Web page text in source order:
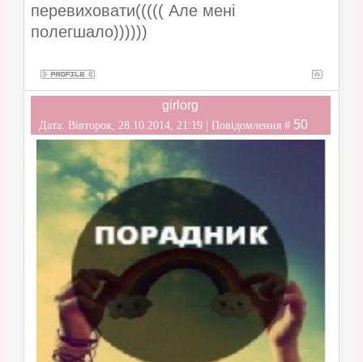
перевиховати((((( Але мені
полегшало))))))
girlorg
Дата: Вівторок, 28.10.2014, 21:19 | Повідомлення # 50